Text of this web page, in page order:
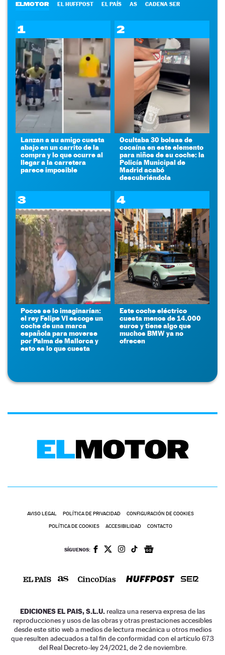
ELMOTOR EL HUFFPOST EL PAÍS AS CADENA SER
1
Lanzan a su amigo cuesta
abajo en un carrito de la
compra y lo que ocurre al
llegar a la carretera
parece imposible
2
Ocultaba 30 bolsas de
cocaína en este elemento
para niños de su coche: la
Policía Municipal de
Madrid acabó
descubriéndola
3
Pocos se lo imaginarían:
el rey Felipe VI escoge un
coche de una marca
española para moverse
por Palma de Mallorca y
esto es lo que cuesta
4
Este coche eléctrico
cuesta menos de 14.000
euros y tiene algo que
muchos BMW ya no
ofrecen
AVISO LEGAL POLÍTICA DE PRIVACIDAD CONFIGURACIÓN DE COOKIES
POLÍTICA DE COOKIES ACCESIBILIDAD CONTACTO
SÍGUENOS:
EDICIONES EL PAIS, S.L.U. realiza una reserva expresa de las
reproducciones y usos de las obras y otras prestaciones accesibles
desde este sitio web a medios de lectura mecánica u otros medios
que resulten adecuados a tal fin de conformidad con el artículo 67.3
del Real Decreto-ley 24/2021, de 2 de noviembre.